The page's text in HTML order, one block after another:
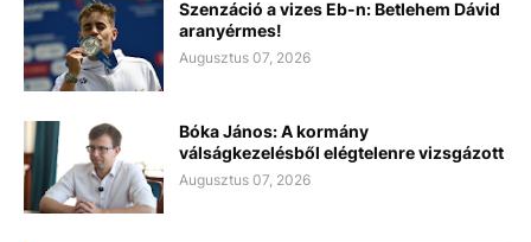
Szenzáció a vizes Eb-n: Betlehem Dávid
aranyérmes!
Augusztus 07, 2026
Bóka János: A kormány
válságkezelésből elégtelenre vizsgázott
Augusztus 07, 2026